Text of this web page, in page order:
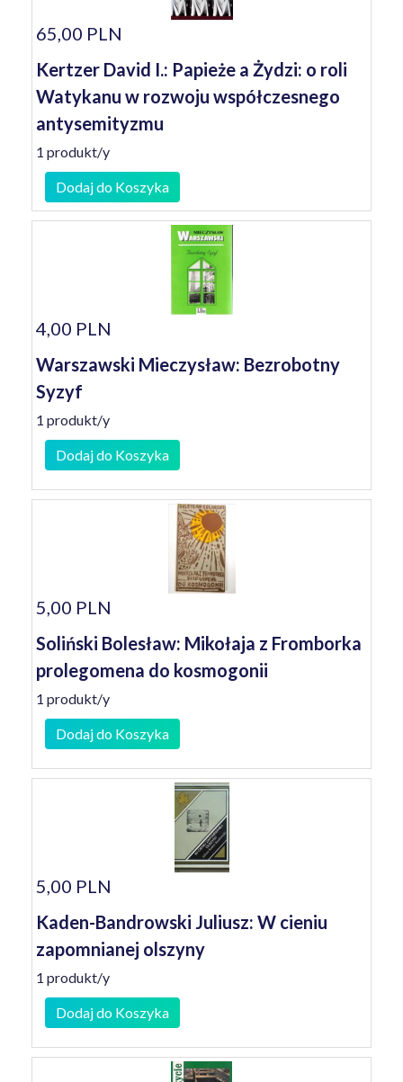
65,00 PLN
Kertzer David I.: Papieże a Żydzi: o roli
Watykanu w rozwoju współczesnego
antysemityzmu
1 produkt/y
Dodaj do Koszyka
4,00 PLN
Warszawski Mieczysław: Bezrobotny
Syzyf
1 produkt/y
Dodaj do Koszyka
5,00 PLN
Soliński Bolesław: Mikołaja z Fromborka
prolegomena do kosmogonii
1 produkt/y
Dodaj do Koszyka
5,00 PLN
Kaden-Bandrowski Juliusz: W cieniu
zapomnianej olszyny
1 produkt/y
Dodaj do Koszyka